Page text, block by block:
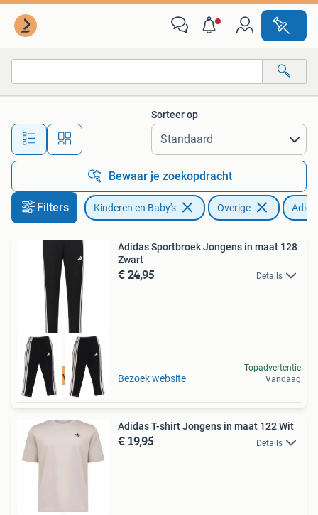
Alle afstanden…
Sorteer op
Bewaar je zoekopdracht
Filters Kinderen en Baby's Overige
Tot 75% voordeel
Adidas Sportbroek Jongens in maat 128
Zwart
€ 24,95 Details
Bezoek website
Topadvertentie
Vandaag
Adidas T-shirt Jongens in maat 122 Wit
€ 19,95 Details